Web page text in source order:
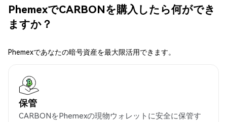
PhemexでCARBONを購入したら何ができ
ますか？
Phemexであなたの暗号資産を最大限活用できます。
保管
CARBONをPhemexの現物ウォレットに安全に保管す